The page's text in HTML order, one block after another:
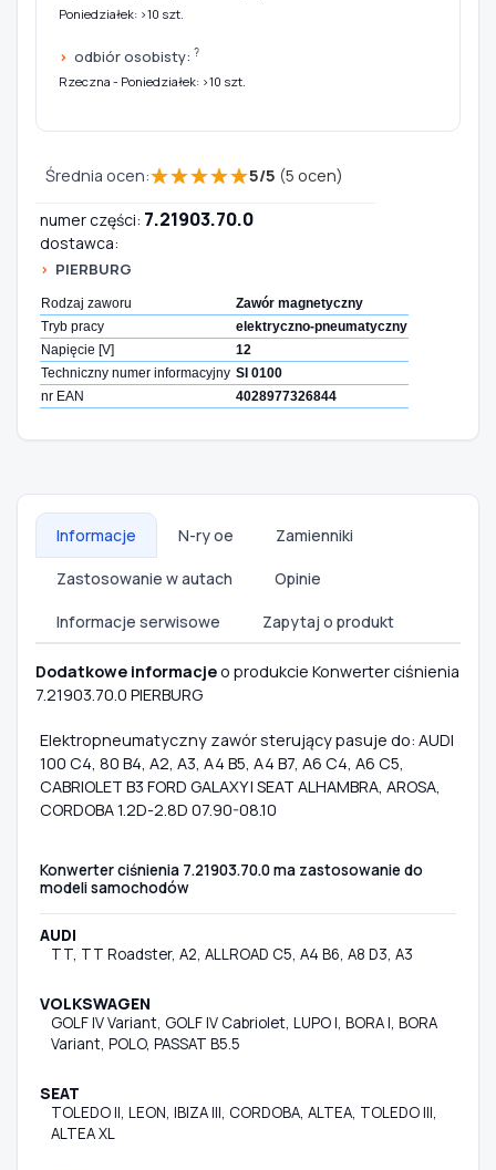
Poniedziałek: >10 szt.
odbiór osobisty: ?
Rzeczna - Poniedziałek: >10 szt.
Średnia ocen:★★★★★5/5 (5 ocen)
numer części: 7.21903.70.0
dostawca:
PIERBURG
Rodzaj zaworu
Zawór magnetyczny
Tryb pracy
elektryczno-pneumatyczny
Napięcie [V]
12
Techniczny numer informacyjny SI 0100
nr EAN
4028977326844
Informacje N-ry oe Zamienniki
Zastosowanie w autach Opinie
Informacje serwisowe Zapytaj o produkt
Dodatkowe informacjeo produkcie Konwerter ciśnienia
7.21903.70.0 PIERBURG
Elektropneumatyczny zawór sterujący pasuje do: AUDI
100 C4, 80 B4, A2, A3, A4 B5, A4 B7, A6 C4, A6 C5,
CABRIOLET B3 FORD GALAXY I SEAT ALHAMBRA, AROSA,
CORDOBA 1.2D-2.8D 07.90-08.10
Konwerter ciśnienia 7.21903.70.0 ma zastosowanie do
modeli samochodów
AUDI
TT, TT Roadster, A2, ALLROAD C5, A4 B6, A8 D3, A3
VOLKSWAGEN
GOLF IV Variant, GOLF IV Cabriolet, LUPO I, BORA I, BORA
Variant, POLO, PASSAT B5.5
SEAT
TOLEDO II, LEON, IBIZA III, CORDOBA, ALTEA, TOLEDO III,
ALTEA XL